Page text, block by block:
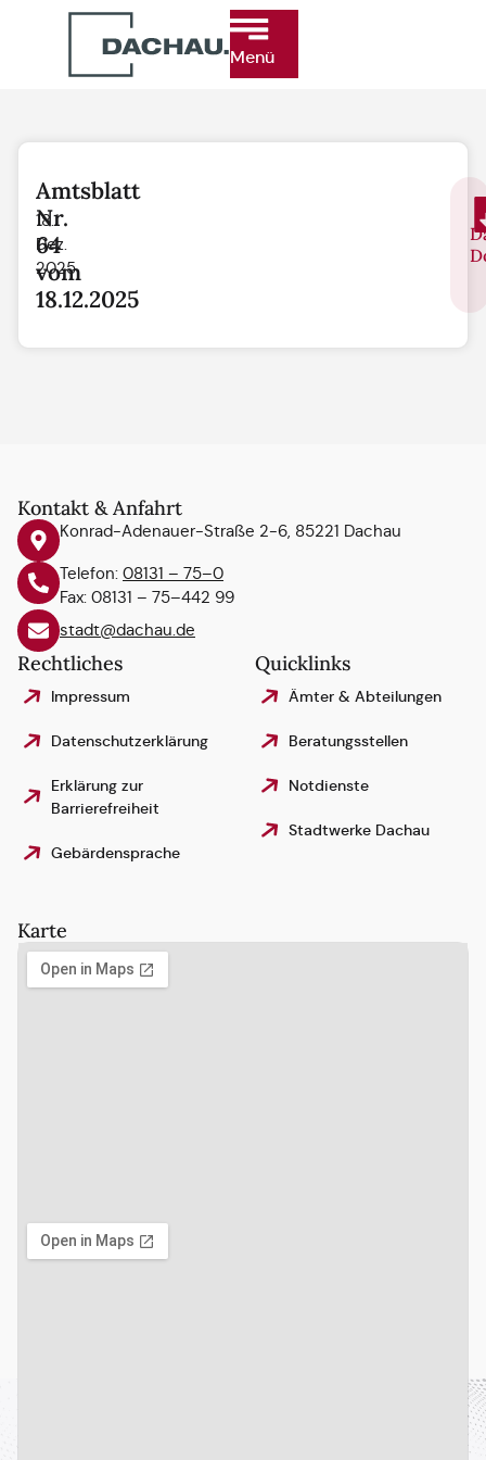
Menü
18.
Dez.
2025
Amtsblatt
Nr.
64
vom
18.12.2025
Kontakt & Anfahrt
Konrad-Adenauer-Straße 2-6, 85221 Dachau
Telefon: 08131 – 75–0
Fax: 08131 – 75–442 99
stadt@dachau.de
Rechtliches
Impressum
Datenschutzerklärung
Erklärung zur
Barrierefreiheit
Gebärdensprache
Quicklinks
Ämter & Abteilungen
Beratungsstellen
Notdienste
Stadtwerke Dachau
Karte